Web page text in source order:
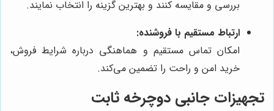
بررسی و مقایسه کنند و بهترین گزینه را انتخاب نمایند.
ارتباط مستقیم با فروشنده:
امکان تماس مستقیم و هماهنگی درباره شرایط فروش،
خرید امن و راحت را تضمین می‌کند.
تجهیزات جانبی دوچرخه ثابت